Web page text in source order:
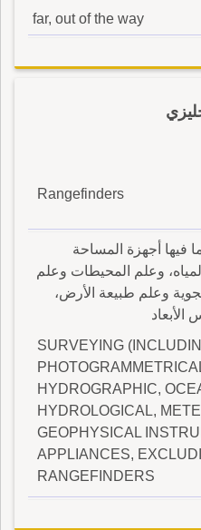
far, out of the way
Rangefinders
فيها أجهزة المساحة
وعلم المحيطات وعلم
وعلم طبيعة الأرض،
الأبعاد
SURVEYING
HYDROGRAPHIC,
HYDROLOGICAL,
GEOPHYSICAL
APPLIANCES,
RANGEFINDERS